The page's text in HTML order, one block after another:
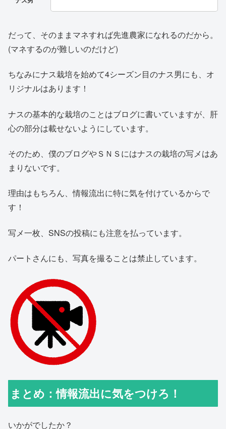
だって、そのままマネすれば先進農家になれるのだから。
(マネするのが難しいのだけど)
ちなみにナス栽培を始めて4シーズン目のナス男にも、オ
リジナルはあります！
ナスの基本的な栽培のことはブログに書いていますが、肝
心の部分は載せないようにしています。
そのため、僕のブログやＳＮＳにはナスの栽培の写メはあ
まりないです。
理由はもちろん、情報流出に特に気を付けているからで
す！
写メ一枚、SNSの投稿にも注意を払っています。
パートさんにも、写真を撮ることは禁止しています。
まとめ：情報流出に気をつけろ！
いかがでしたか？